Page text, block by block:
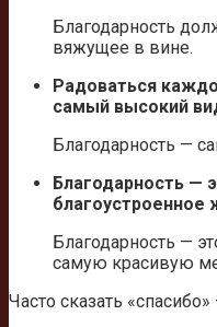
Благодарность
вяжущее в вине.
Радоваться
самый высокий
Благодарность —
Благодарность —
Благодарность —
самую красивую
Часто сказать